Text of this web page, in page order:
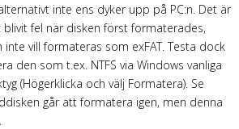
inte ens dyker upp på PC:n. Det är
fel när disken först formaterades,
vill formateras som exFAT. Testa dock
den som t.ex. NTFS via Windows vanliga
(Högerklicka och välj Formatera). Se
går att formatera igen, men denna